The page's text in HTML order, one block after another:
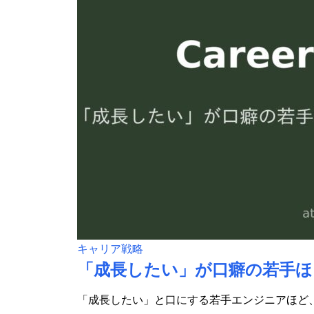
キャリア戦略
「成長したい」が口癖の若手
「成長したい」と口にする若手エンジニアほ